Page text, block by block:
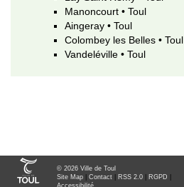
Manoncourt • Toul
Aingeray • Toul
Colombey les Belles • Toul
Vandeléville • Toul
© 2026 Ville de Toul
Site Map
Contact RSS 2.0 RGPD
Accessibilité